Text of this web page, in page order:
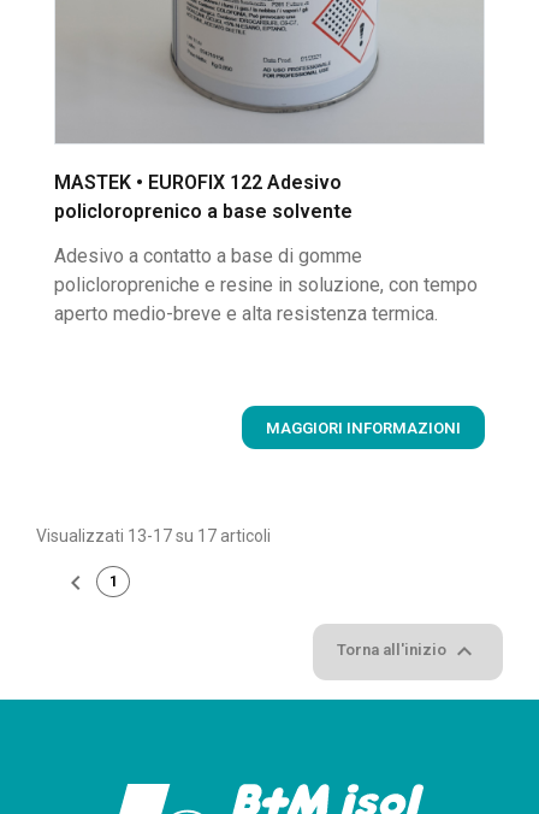
MASTEK • EUROFIX 122 Adesivo
policloroprenico a base solvente
Adesivo a contatto a base di gomme
policloropreniche e resine in soluzione, con tempo
aperto medio-breve e alta resistenza termica.
MAGGIORI INFORMAZIONI
Visualizzati 13-17 su 17 articoli
 1
Torna all'inizio 